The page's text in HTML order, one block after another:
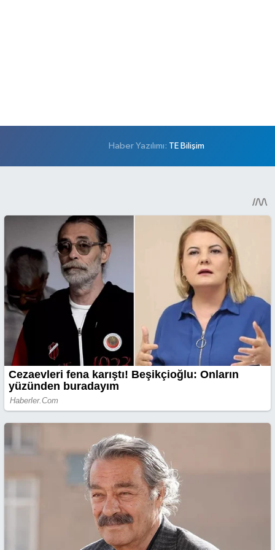
Haber Yazılımı: TE Bilişim